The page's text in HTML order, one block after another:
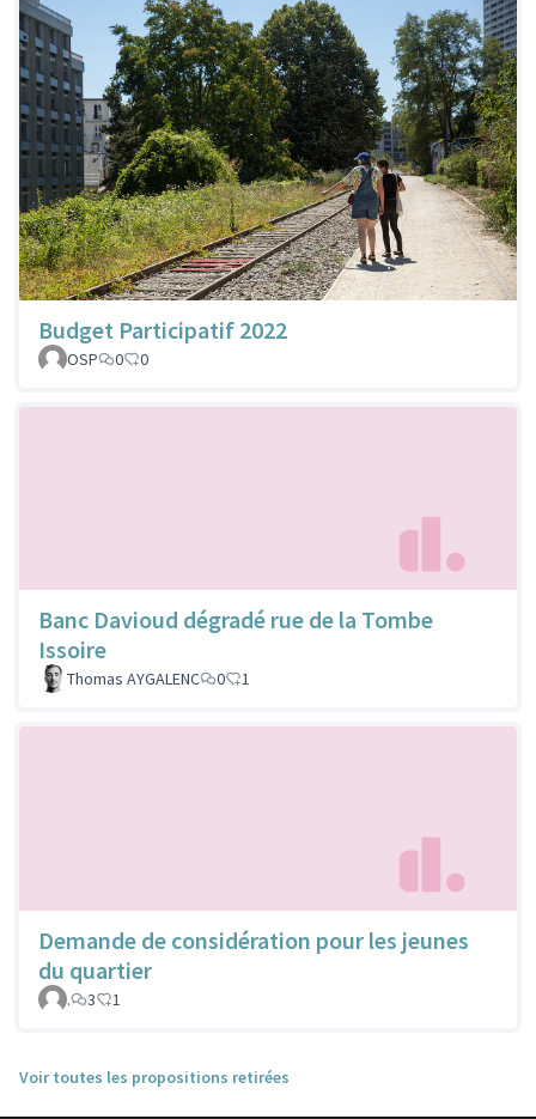
Budget Participatif 2022
OSP 0 0
Banc Davioud dégradé rue de la Tombe
Issoire
Thomas AYGALENC 0 1
Demande de considération pour les jeunes
du quartier
. 3 1
Voir toutes les propositions retirées